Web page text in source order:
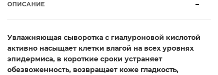
ОПИСАНИЕ
Увлажняющая сыворотка с гиалуроновой кислотой
активно насыщает клетки влагой на всех уровнях
эпидермиса, в короткие сроки устраняет
обезвоженность, возвращает коже гладкость,